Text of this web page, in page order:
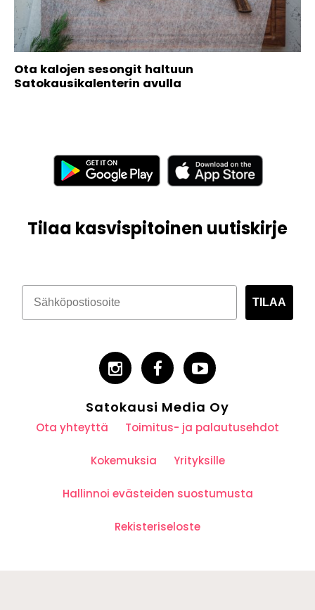
Ota kalojen sesongit haltuun
Satokausikalenterin avulla
Tilaa kasvispitoinen uutiskirje
TILAA
Satokausi Media Oy
Ota yhteyttä Toimitus- ja palautusehdot
Kokemuksia Yrityksille
Hallinnoi evästeiden suostumusta
Rekisteriseloste